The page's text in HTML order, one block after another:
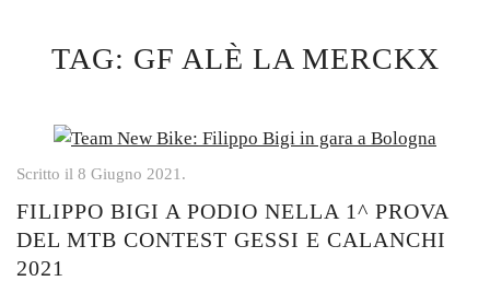
TAG: GF ALÈ LA MERCKX
Scritto il 8 Giugno 2021 .
FILIPPO BIGI A PODIO NELLA 1^ PROVA
DEL MTB CONTEST GESSI E CALANCHI
2021